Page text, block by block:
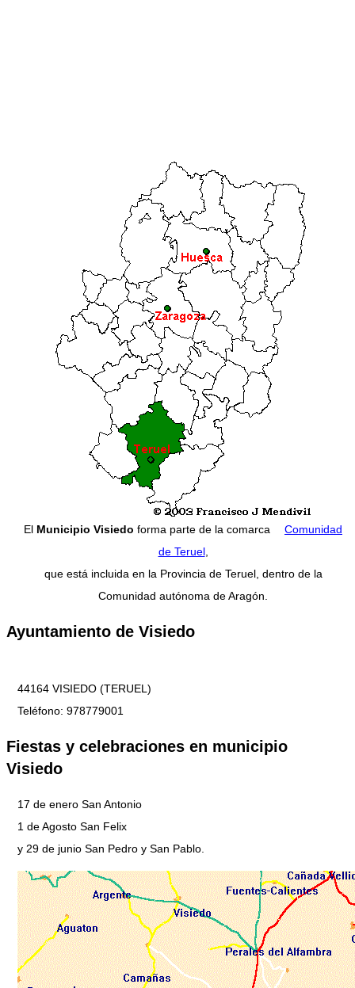
El Municipio Visiedo forma parte de la comarca
Comunidad
de Teruel,
que está incluida en la Provincia de Teruel, dentro de la
Comunidad autónoma de Aragón.
Ayuntamiento de Visiedo
44164 VISIEDO (TERUEL)
Teléfono: 978779001
Fiestas y celebraciones en municipio
Visiedo
17 de enero San Antonio
1 de Agosto San Felix
y 29 de junio San Pedro y San Pablo.